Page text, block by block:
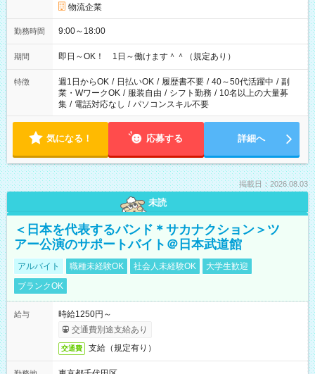
物流企業
勤務時間 9:00～18:00
期間 即日～OK！ 1日～働けます＾＾（規定あり）
特徴 週1日からOK / 日払いOK / 履歴書不要 / 40～50代活躍中 / 副
業・WワークOK / 服装自由 / シフト勤務 / 10名以上の大量募
集 / 電話対応なし / パソコンスキル不要
気になる！ 応募する 詳細へ
掲載日：2026.08.03
未読
＜日本を代表するバンド＊サカナクション＞ツ
アー公演のサポートバイト＠日本武道館
アルバイト 職種未経験OK 社会人未経験OK
大学生歓迎
ブランクOK
給与
時給1250円～
交通費別途支給あり
交通費 支給（規定有り）